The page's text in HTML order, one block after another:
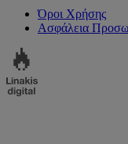
Όροι Χρήσης
Ασφάλεια